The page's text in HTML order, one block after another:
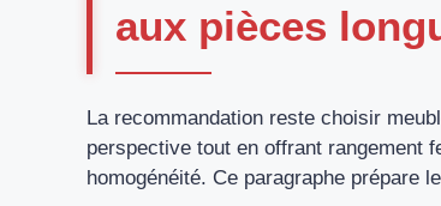
aux pièces
La recommandation reste choisir
perspective tout en offrant rangement
homogénéité. Ce paragraphe prépare